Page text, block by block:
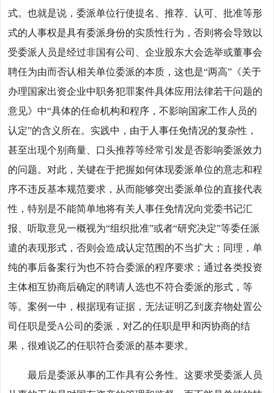
式。也就是说，委派单位行使提名、推荐、认可、批准等形
式的人事权是具有委派身份的实质性行为，否则将会导致以
受委派人员是经过非国有公司、企业股东大会选举或董事会
聘任为由而否认相关单位委派的本质，这也是“两高”《关于
办理国家出资企业中职务犯罪案件具体应用法律若干问题的
意见》中“具体的任命机构和程序，不影响国家工作人员的
认定”的含义所在。实践中，由于人事任免情况的复杂性，
甚至出现个别商量、口头推荐等经常引发是否影响委派效力
的问题。对此，关键在于把握如何体现委派单位的意志和程
序不违反基本规范要求，从而能够突出委派单位的直接代表
性，特别是不能简单地将有关人事任免情况向党委书记汇
报、听取意见一概视为“组织批准”或者“研究决定”等委任派
遣的表现形式，否则会造成认定范围的不当扩大；同理，单
纯的事后备案行为也不符合委派的程序要求；通过各类投资
主体相互协商后确定的聘请人选也不符合委派的形式，等
等。案例一中，根据现有证据，无法证明乙到废弃物处置公
司任职是受A公司的委派，对乙的任职是甲和丙协商的结
果，很难说乙的任职符合委派的基本要求。
最后是委派从事的工作具有公务性。这要求受委派人员